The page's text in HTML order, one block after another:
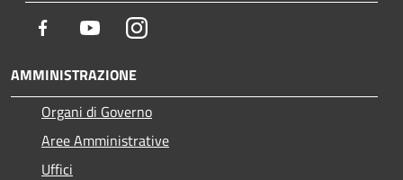
Facebook YoutubeInstagram
AMMINISTRAZIONE
Organi di Governo
Aree Amministrative
Uffici